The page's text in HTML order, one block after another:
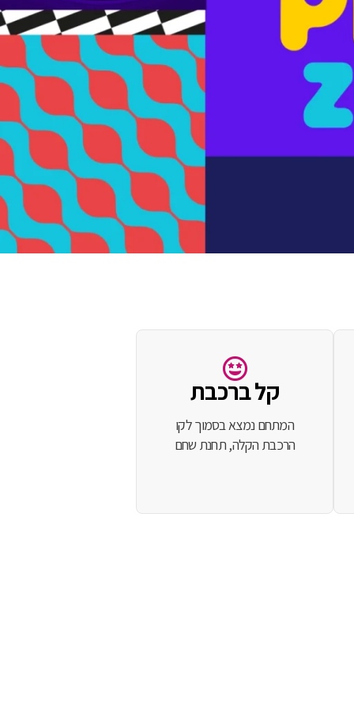
קל ברכבת
המתחם נמצא בסמוך לקו
הרכבת הקלה, תחנת שחם